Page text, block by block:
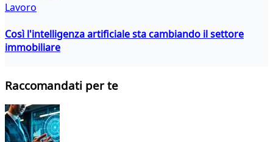
Lavoro
Così l'intelligenza artificiale sta cambiando il settore
immobiliare
Raccomandati per te